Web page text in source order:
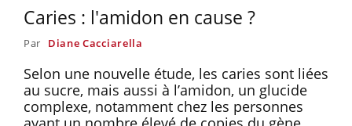
Caries : l'amidon en cause ?
Par Diane Cacciarella
Selon une nouvelle étude, les caries sont liées
au sucre, mais aussi à l’amidon, un glucide
complexe, notamment chez les personnes